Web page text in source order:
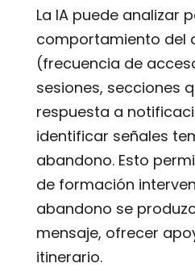
La IA puede analizar
comportamiento del
(frecuencia de
sesiones, secciones
respuesta a
identificar señales
abandono. Esto
de formación
abandono se
mensaje, ofrecer
itinerario.